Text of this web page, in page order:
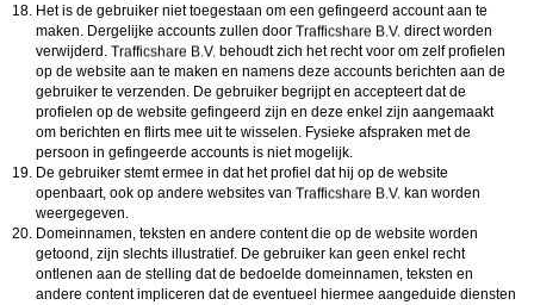
Het is de gebruiker niet toegestaan om een gefingeerd account aan te
maken. Dergelijke accounts zullen door
direct worden
verwijderd.
behoudt zich het recht voor om zelf profielen
op de website aan te maken en namens deze accounts berichten aan de
gebruiker te verzenden. De gebruiker begrijpt en accepteert dat de
profielen op de website gefingeerd zijn en deze enkel zijn aangemaakt
om berichten en flirts mee uit te wisselen. Fysieke afspraken met de
persoon in gefingeerde accounts is niet mogelijk.
De gebruiker stemt ermee in dat het profiel dat hij op de website
openbaart, ook op andere websites van
kan worden
weergegeven.
Domeinnamen, teksten en andere content die op de website worden
getoond, zijn slechts illustratief. De gebruiker kan geen enkel recht
ontlenen aan de stelling dat de bedoelde domeinnamen, teksten en
andere content impliceren dat de eventueel hiermee aangeduide diensten